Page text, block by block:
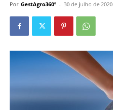
Por GestAgro360º - 30 de julho de 2020